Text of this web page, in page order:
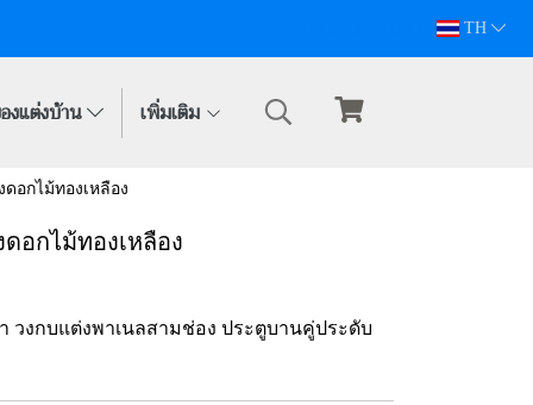
TH
งแต่งบ้าน เพิ่มเติม
อกไม้ทองเหลือง
อกไม้ทองเหลือง
า วงกบแต่งพาเนลสามช่อง ประตูบานคู่ประดับ